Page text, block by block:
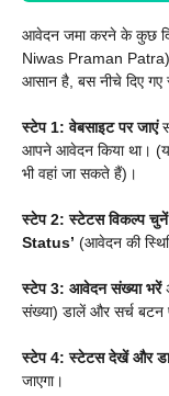
आवेदन जमा करने के कुछ
Niwas Praman Patra)
आसान है, बस नीचे दिए गए
स्टेप 1: वेबसाइट पर जाएं
आपने आवेदन किया था।
भी वहां जा सकते हैं)।
स्टेप 2: स्टेटस विकल्प चुनें
Status’ (आवेदन की
स्टेप 3: आवेदन संख्या भरें
संख्या) डालें और सर्च बटन
स्टेप 4: स्टेटस देखें और
जाएगा।